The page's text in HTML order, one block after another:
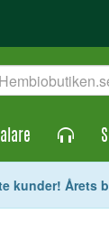
kunder! Årets